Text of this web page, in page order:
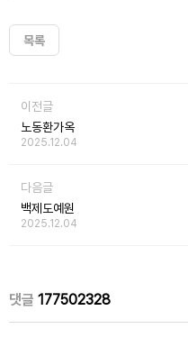
목록
이전글
노동환가옥
2025.12.04
다음글
백제도예원
2025.12.04
댓글 177502328